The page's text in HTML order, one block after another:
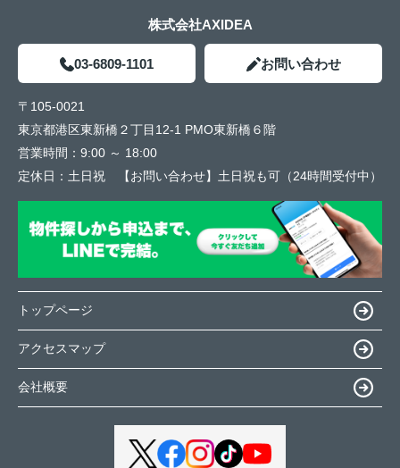
株式会社AXIDEA
03-6809-1101 お問い合わせ
〒105-0021
東京都港区東新橋２丁目12-1 PMO東新橋６階
営業時間： 9:00 ～ 18:00
定休日： 土日祝 【お問い合わせ】土日祝も可（24時間受付中）
トップページ
アクセスマップ
会社概要